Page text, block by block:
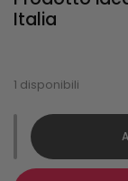
Italia
1 disponibili